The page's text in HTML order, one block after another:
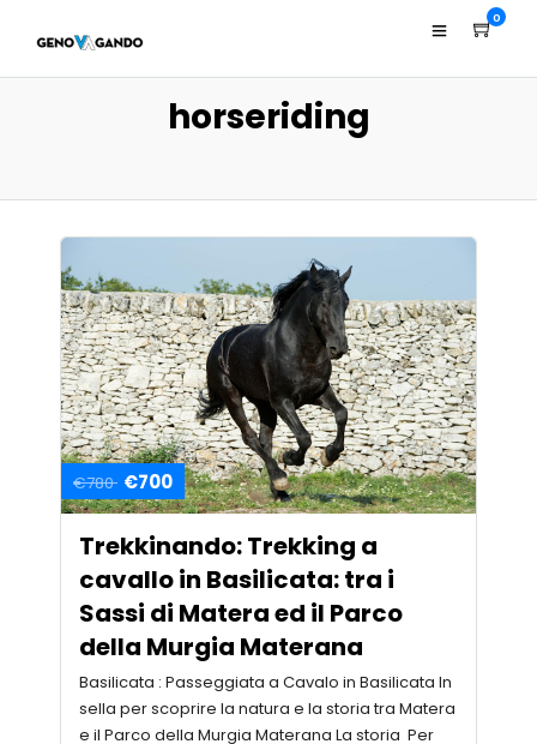
0
horseriding
€780 €700
Trekkinando: Trekking a
cavallo in Basilicata: tra i
Sassi di Matera ed il Parco
della Murgia Materana
Basilicata : Passeggiata a Cavalo in Basilicata In
sella per scoprire la natura e la storia tra Matera
e il Parco della Murgia Materana La storia Per